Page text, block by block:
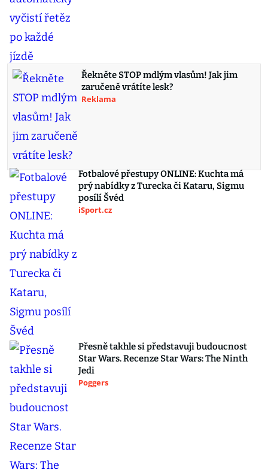
Řekněte STOP mdlým vlasům! Jak jim
zaručeně vrátíte lesk?
Reklama
Fotbalové přestupy ONLINE: Kuchta má
prý nabídky z Turecka či Kataru, Sigmu
posílí Švéd
iSport.cz
Přesně takhle si představuji budoucnost
Star Wars. Recenze Star Wars: The Ninth
Jedi
Poggers